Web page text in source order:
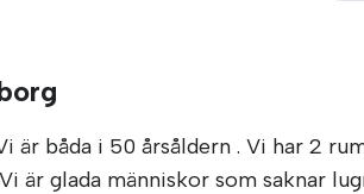
är båda i 50 årsåldern . Vi har 2
är glada människor som saknar